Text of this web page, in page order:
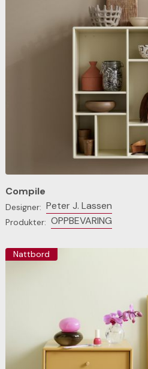
Compile
Designer: Peter J. Lassen
Produkter: OPPBEVARING
Nattbord